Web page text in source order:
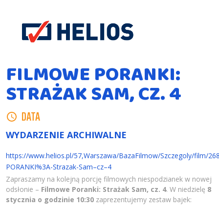
FILMOWE PORANKI:
STRAŻAK SAM, CZ. 4
DATA
WYDARZENIE ARCHIWALNE
https://www.helios.pl/57,Warszawa/BazaFilmow/Szczegoly/film/
PORANKI%3A-Strazak-Sam–cz–4
Zapraszamy na kolejną porcję filmowych niespodzianek w nowej
odsłonie – Filmowe Poranki: Strażak Sam, cz. 4. W niedzielę 8
stycznia o godzinie 10:30 zaprezentujemy zestaw bajek: